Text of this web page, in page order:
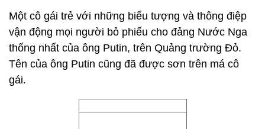
Một cô gái trẻ với những biểu tượng và thông điệp
vận động mọi người bỏ phiếu cho đảng Nước Nga
thống nhất của ông Putin, trên Quảng trường Đỏ.
Tên của ông Putin cũng đã được sơn trên má cô
gái.